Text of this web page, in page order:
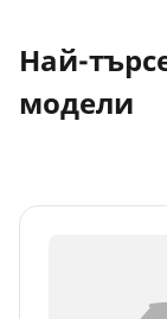
Най-
модели